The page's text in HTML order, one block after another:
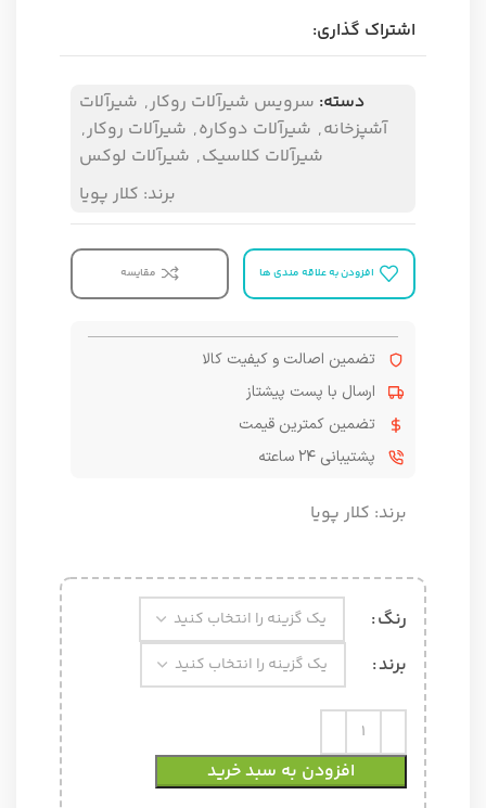
اشتراک گذاری:
دسته: سرویس شیرآلات روکار, شیرآلات
آشپزخانه, شیرآلات دوکاره, شیرآلات روکار,
شیرآلات کلاسیک, شیرآلات لوکس
برند: کلار پویا
افزودن به علاقه مندی ها مقایسه
تضمین اصالت و کیفیت کالا
ارسال با پست پیشتاز
تضمین کمترین قیمت
پشتیبانی ۲۴ ساعته
برند: کلار پویا
رنگ
برند
افزودن به سبد خرید